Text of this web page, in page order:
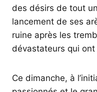
des désirs de tout
lancement de ses
ruine après les
dévastateurs qui ont
Ce dimanche, à